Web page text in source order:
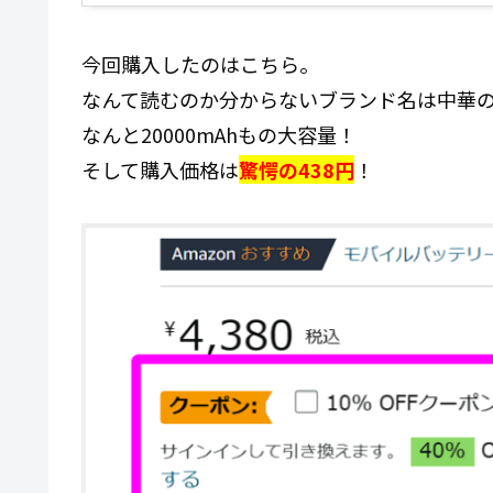
今回購入したのはこちら。
なんて読むのか分からないブランド名は中華
なんと20000mAhもの大容量！
そして購入価格は驚愕の438円 ！